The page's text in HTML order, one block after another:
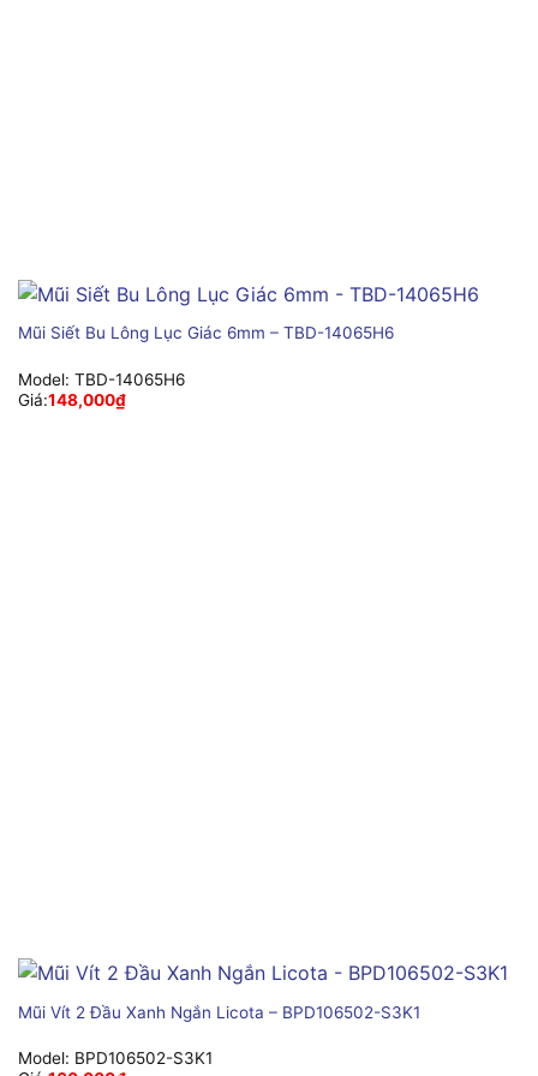
Mũi Siết Bu Lông Lục Giác 6mm – TBD-14065H6
Model: TBD-14065H6
Giá:148,000₫
Mũi Vít 2 Đầu Xanh Ngắn Licota – BPD106502-S3K1
Model: BPD106502-S3K1